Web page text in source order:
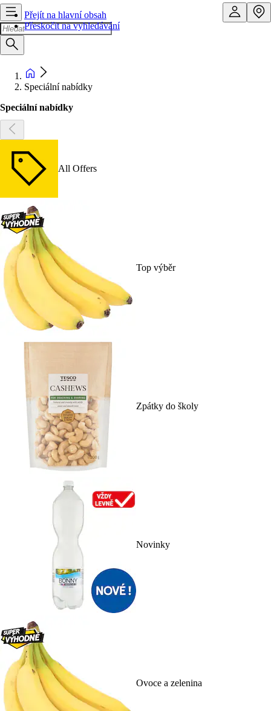
Přejít na hlavní obsah
Přeskočit na vyhledávání
Speciální nabídky
Speciální nabídky
All Offers
Top výběr
Zpátky do školy
Novinky
Ovoce a zelenina